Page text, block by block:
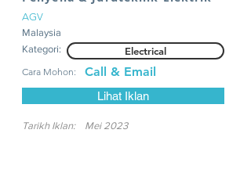
AGV
Malaysia
Kategori:
Electrical
Cara Mohon: Call & Email
Lihat Iklan
Tarikh Iklan: Mei 2023